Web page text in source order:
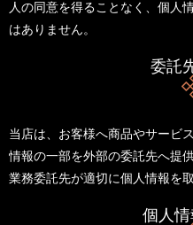
人の同意を得ることなく、個人
はありません。
委託
当店は、お客様へ商品やサービ
情報の一部を外部の委託先へ提
業務委託先が適切に個人情報を
個人